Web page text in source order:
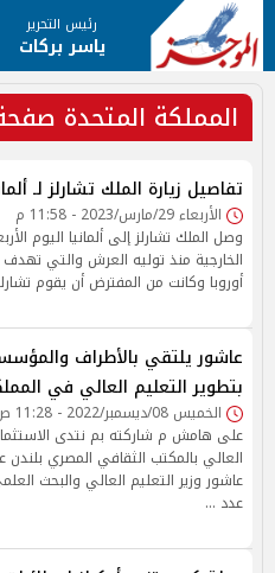
رئيس التحرير
ياسر بركات
المملكة المتحدة صفحة
تفاصيل زيارة الملك تشارلز لـ
الأربعاء 29/مارس/2023 - 11:58 م
وصل الملك تشارلز إلى ألمانيا اليوم
الخارجية منذ توليه العرش والتي تهدف
أوروبا وكانت من المفترض أن يقوم
عاشور يلتقي بالأطراف
بتطوير التعليم العالي في
الخميس 08/ديسمبر/2022 - 11:28 ص
على هامش م شاركته بم نتدى
العالي بالمكتب الثقافي المصري بلندن
عاشور وزير التعليم العالي والبحث
عدد …